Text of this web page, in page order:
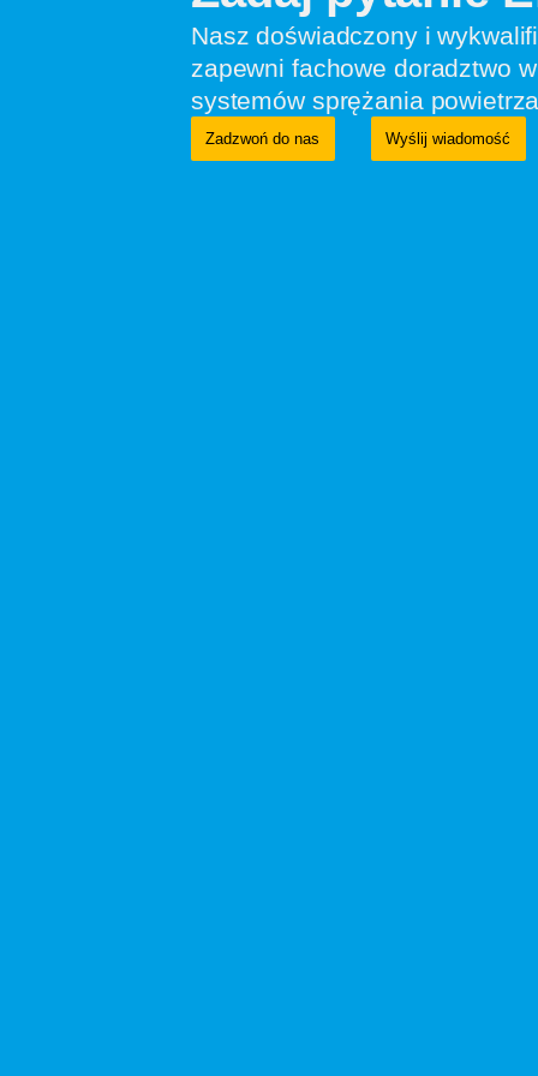
Nasz doświadczony i
zapewni fachowe doradztwo
systemów sprężania
Zadzwoń do nas Wyślij wiadomość